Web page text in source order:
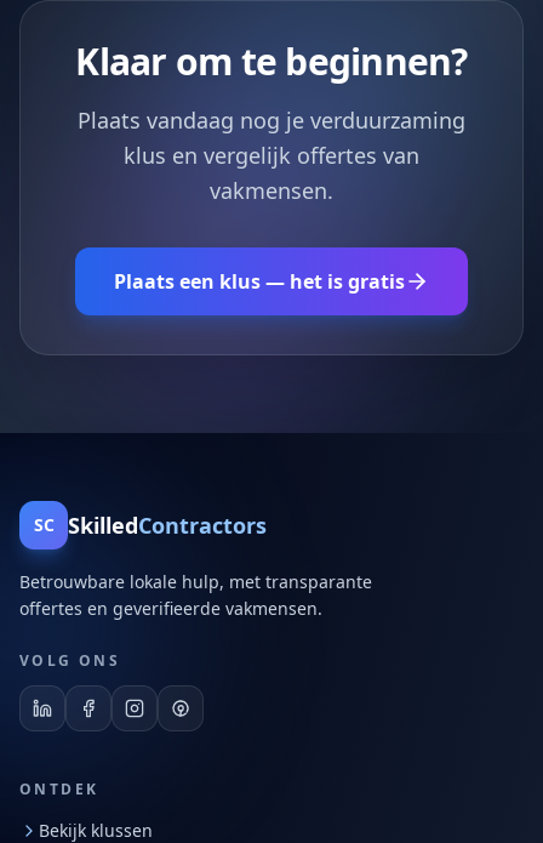
Klaar om te beginnen?
Plaats vandaag nog je verduurzaming
klus en vergelijk offertes van
vakmensen.
Plaats een klus — het is gratis
SC SkilledContractors
Betrouwbare lokale hulp, met transparante
offertes en geverifieerde vakmensen.
VOLG ONS
ONTDEK
Bekijk klussen